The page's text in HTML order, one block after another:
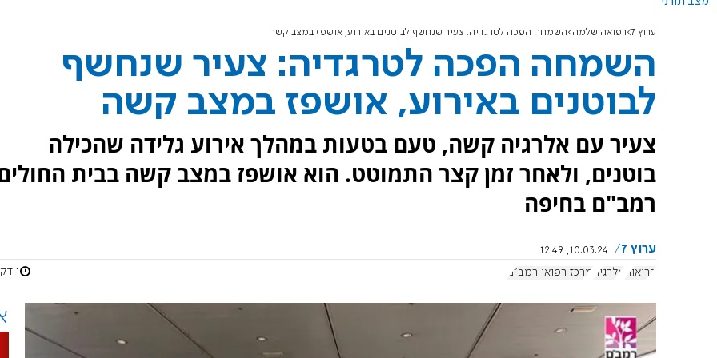
ערוץ 7 רפואה שלמה השמחה הפכה לטרגדיה: צעיר שנחשף לבוטנים באירוע, אושפז במצב קשה
השמחה הפכה לטרגדיה: צעיר שנחשף
לבוטנים באירוע, אושפז במצב קשה
צעיר עם אלרגיה קשה, טעם בטעות במהלך אירוע גלידה שהכילה
בוטנים, ולאחר זמן קצר התמוטט. הוא אושפז במצב קשה בבית
רמב"ם בחיפה
ערוץ 7
10.03.24, 12:49
בריאות
אלרגיה מרכז רפואי רמב"ם 1 דקות